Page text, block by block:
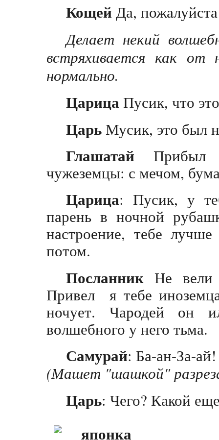
Кощей Да,
Делает некий
встряхивается как от
нормально.
Царица Пусик, что
Царь Мусик, это был
Глашатай Прибыл
чужеземцы: с мечом,
Царица: Пусик, у
парень в ночной
настроение, тебе
потом.
Посланник Не вели
Привел я тебе
ночует. Чародей он
волшебного у него тьма.
Самурай: Ба-ан-За-ай!
(Машет "шашкой"
Царь: Чего? Какой